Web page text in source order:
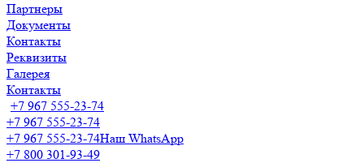
Партнеры
Документы
Контакты
Реквизиты
Галерея
Контакты
+7 967 555-23-74
+7 967 555-23-74
+7 967 555-23-74Наш WhatsApp
+7 800 301-93-49